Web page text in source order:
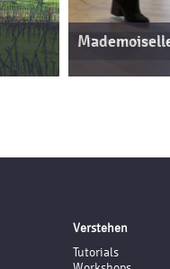
Verstehen
Tutorials